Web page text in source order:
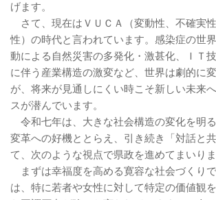
げます。
さて、現在はＶＵＣＡ（変動性、不確実
性）の時代と言われています。感染症の世
動による自然災害の多発化・激甚化、ＩＴ
に伴う産業構造の激変など、世界は劇的に
が、将来が見通しにくい時こそ新しい未来
スが潜んでいます。
令和七年は、大きな社会構造の変化を明
変革への好機ととらえ、引き続き「対話と
て、次のような視点で県政を進めてまいりま
まずは幸福度を高める寛容な社会づくり
は、特に若者や女性に対して特定の価値観